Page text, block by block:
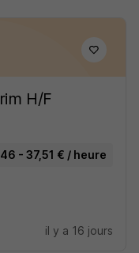
H/F
- 37,51 € / heure
il y a 16 jours